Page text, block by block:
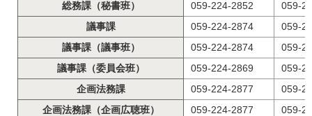
総務課（秘書班）
059-224-2852
059-
議事課
059-224-2874
059-
議事課（議事班）
059-224-2874
059-
議事課（委員会班）
059-224-2869
059-
企画法務課
059-224-2877
059-
企画法務課（企画広聴班）
059-224-2877
059-